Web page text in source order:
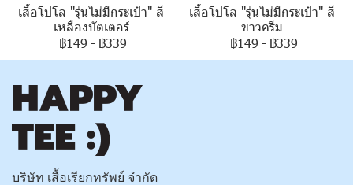
เสื้อโปโล "รุ่นไม่มีกระเป๋า" สี
เหลืองบัตเตอร์
฿149 - ฿339
เสื้อโปโล "รุ่นไม่มีกระเป๋า" สี
ขาวครีม
฿149 - ฿339
บริษัท เสื้อเรียกทรัพย์ จำกัด